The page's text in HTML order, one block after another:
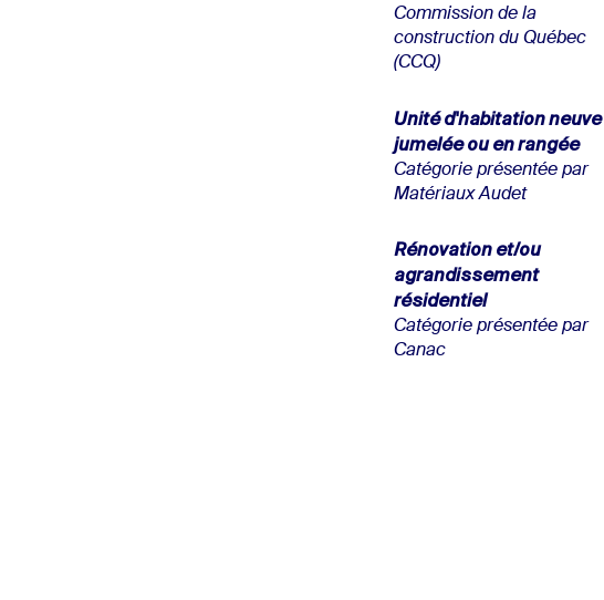
Commission de la
construction du Québec
(CCQ)
Unité d'habitation neuve
jumelée ou en rangée
Catégorie présentée par
Matériaux Audet
Rénovation et/ou
agrandissement
résidentiel
Catégorie présentée par
Canac